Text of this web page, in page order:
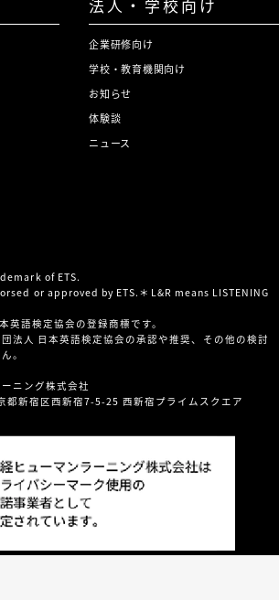
法人・学校向け
企業研修向け
学校・教育機関向け
お知らせ
体験談
ニュース
of ETS.
or approved by ETS.＊L&R means LISTENING
英語検定協会の登録商標です。
法人 日本英語検定協会の承認や推奨、その他の検討
。
ニング株式会社
新宿区西新宿7-5-25 西新宿プライムスクエア